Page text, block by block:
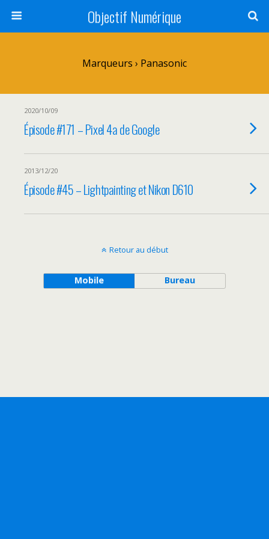
Objectif Numérique
Marqueurs › Panasonic
2020/10/09
Épisode #171 – Pixel 4a de Google
2013/12/20
Épisode #45 – Lightpainting et Nikon D610
Retour au début
Mobile Bureau